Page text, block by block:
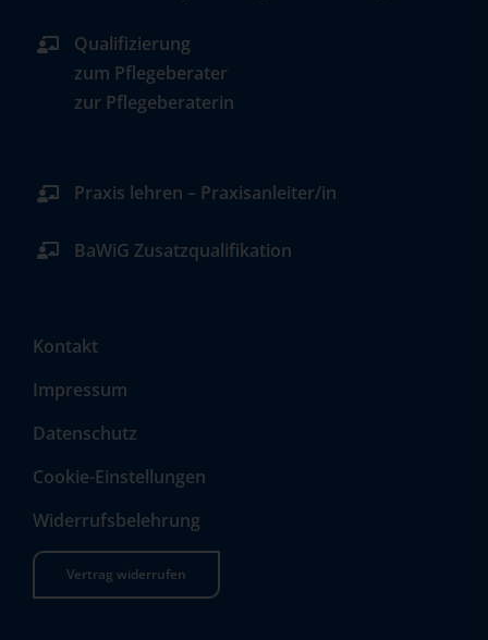
Qualifizierung
zum Pflegeberater
zur Pflegeberaterin
Praxis lehren – Praxisanleiter/in
BaWiG Zusatzqualifikation
Kontakt
Impressum
Datenschutz
Cookie-Einstellungen
Widerrufsbelehrung
Vertrag widerrufen